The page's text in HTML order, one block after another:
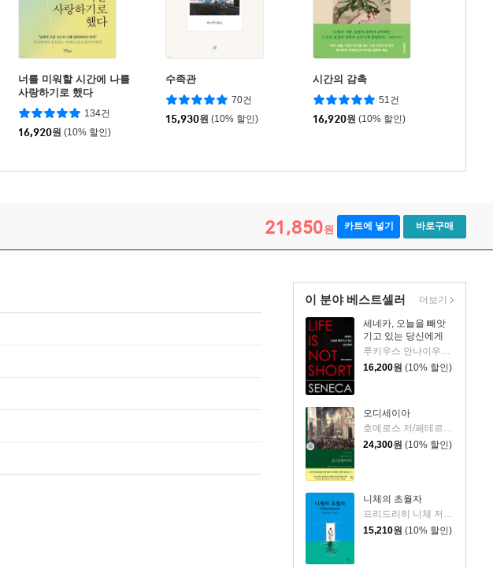
너를 미워할 시간에 나를
사랑하기로 했다
134건
16,920원 (10% 할인)
수족관
70건
15,930원 (10% 할인)
시간의 감촉
51건
16,920원 (10% 할인)
21,850원 카트에 넣기 바로구매
이 분야 베스트셀러
세네카, 오늘을 빼앗
기고 있는 당신에게
루키우스 안나이우스 세네카 저/하와이 대저택 편역
16,200원 (10% 할인)
오디세이아
호메로스 저/페테르 파울 루벤스 그림/박문재 역
24,300원 (10% 할인)
니체의 초월자
프리드리히 니체 저/김철 편역
15,210원 (10% 할인)
더보기